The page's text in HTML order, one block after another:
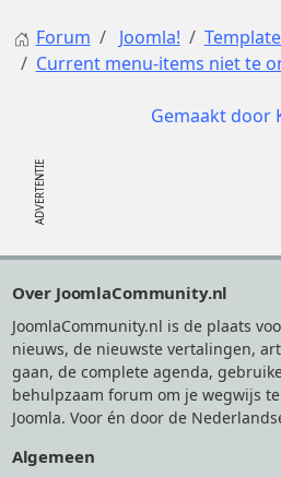
Forum Joomla!
Current menu-items niet te
Gemaakt door
Over JoomlaCommunity.nl
JoomlaCommunity.nl is de plaats
nieuws, de nieuwste vertalingen,
gaan, de complete agenda,
behulpzaam forum om je wegwijs
Joomla. Voor én door de
Algemeen